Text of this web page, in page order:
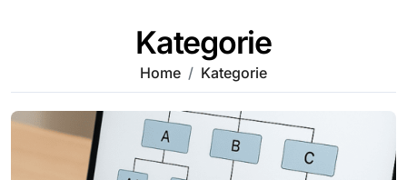
Kategorie
Home Kategorie